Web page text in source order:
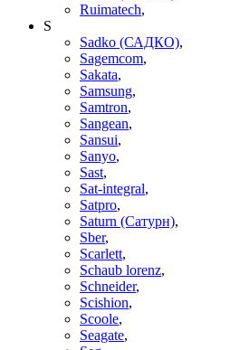
Ruimatech,
S
Sadko (САДКО),
Sagemcom,
Sakata,
Samsung,
Samtron,
Sangean,
Sansui,
Sanyo,
Sast,
Sat-integral,
Satpro,
Saturn (Сатурн),
Sber,
Scarlett,
Schaub lorenz,
Schneider,
Scishion,
Scoole,
Seagate,